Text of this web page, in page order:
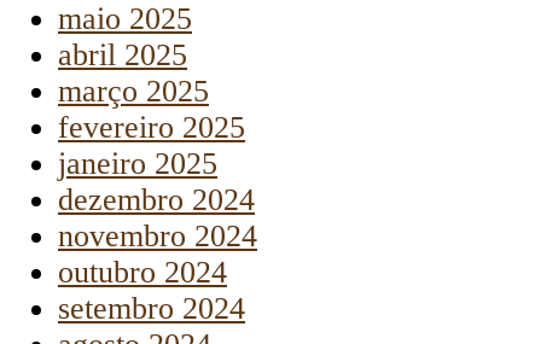
maio 2025
abril 2025
março 2025
fevereiro 2025
janeiro 2025
dezembro 2024
novembro 2024
outubro 2024
setembro 2024